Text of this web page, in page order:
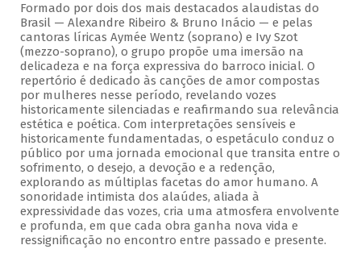
Formado por dois dos mais destacados alaudistas do
Brasil — Alexandre Ribeiro & Bruno Inácio — e pelas
cantoras líricas Aymée Wentz (soprano) e Ivy Szot
(mezzo-soprano), o grupo propõe uma imersão na
delicadeza e na força expressiva do barroco inicial. O
repertório é dedicado às canções de amor compostas
por mulheres nesse período, revelando vozes
historicamente silenciadas e reafirmando sua relevância
estética e poética. Com interpretações sensíveis e
historicamente fundamentadas, o espetáculo conduz o
público por uma jornada emocional que transita entre o
sofrimento, o desejo, a devoção e a redenção,
explorando as múltiplas facetas do amor humano. A
sonoridade intimista dos alaúdes, aliada à
expressividade das vozes, cria uma atmosfera envolvente
e profunda, em que cada obra ganha nova vida e
ressignificação no encontro entre passado e presente.